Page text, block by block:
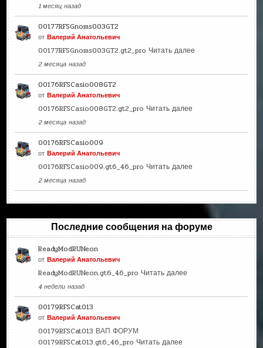
1 месяц назад
00177RFSGnoms003GT2
отВалерий Анатольевич
00177RFSGnoms003GT2.gt2_pro Читать далее
2 месяца назад
00176RFSCasio008GT2
отВалерий Анатольевич
00176RFSCasio008GT2.gt2_pro Читать далее
2 месяца назад
00176RFSCasio009
отВалерий Анатольевич
00176RFSCasio009.gt6_46_pro Читать далее
2 месяца назад
Последние сообщения на форуме
ReadyModRUNeon
отВалерий Анатольевич
ReadyModRUNeon.gt6_46_pro Читать далее
4 недели назад
00179RFSCat013
отВалерий Анатольевич
00179RFSCat013 ВАП ФОРУМ
00179RFSCat013.gt6_46_pro Читать далее